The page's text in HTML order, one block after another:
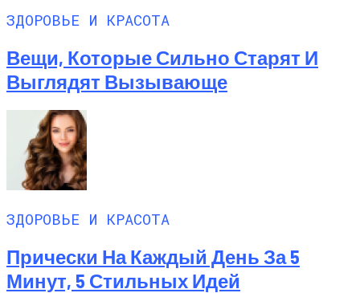
ЗДОРОВЬЕ И КРАСОТА
Вещи, Которые Сильно Старят И
Выглядят Вызывающе
ЗДОРОВЬЕ И КРАСОТА
Прически На Каждый День За 5
Минут, 5 Стильных Идей